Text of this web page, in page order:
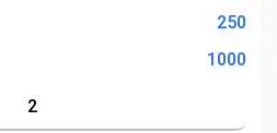
250
1000